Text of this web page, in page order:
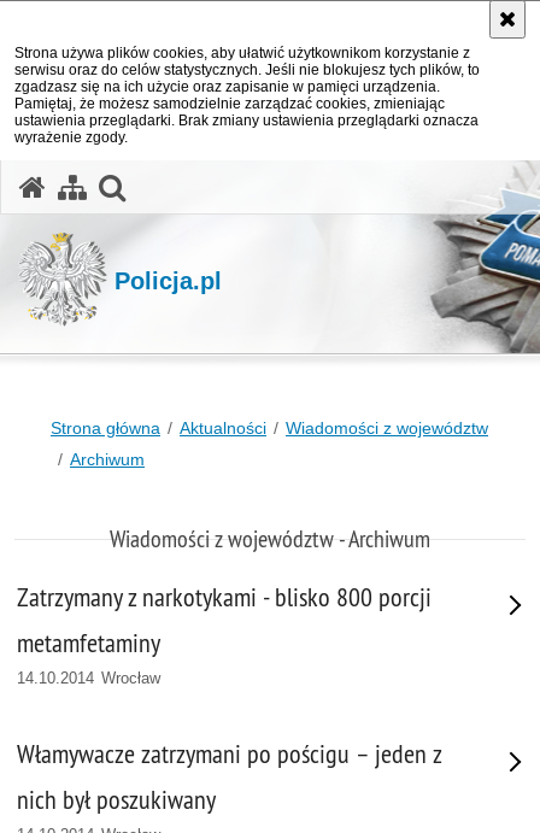
Strona używa plików cookies, aby ułatwić użytkownikom korzystanie z
serwisu oraz do celów statystycznych. Jeśli nie blokujesz tych plików, to
zgadzasz się na ich użycie oraz zapisanie w pamięci urządzenia.
Pamiętaj, że możesz samodzielnie zarządzać cookies, zmieniając
ustawienia przeglądarki. Brak zmiany ustawienia przeglądarki oznacza
wyrażenie zgody.
Policja.pl
Strona główna Aktualności
Wiadomości z województw
Archiwum
Wiadomości z województw - Archiwum
Zatrzymany z narkotykami - blisko 800 porcji
metamfetaminy
14.10.2014 Wrocław
Włamywacze zatrzymani po pościgu – jeden z
nich był poszukiwany